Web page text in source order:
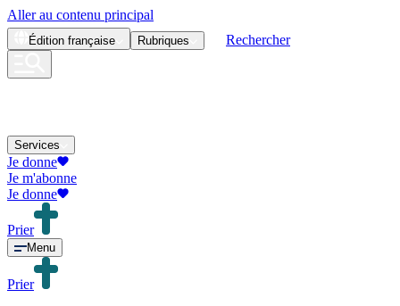
Aller au contenu principal
Édition française Rubriques Rechercher
Services
Je donne
Je m'abonne
Je donne
Prier
Menu
Prier